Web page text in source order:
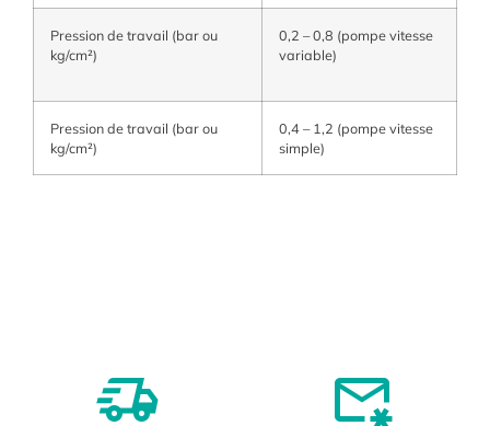
Pression de travail (bar ou
kg/cm²)
0,2 – 0,8 (pompe vitesse
variable)
Pression de travail (bar ou
kg/cm²)
0,4 – 1,2 (pompe vitesse
simple)